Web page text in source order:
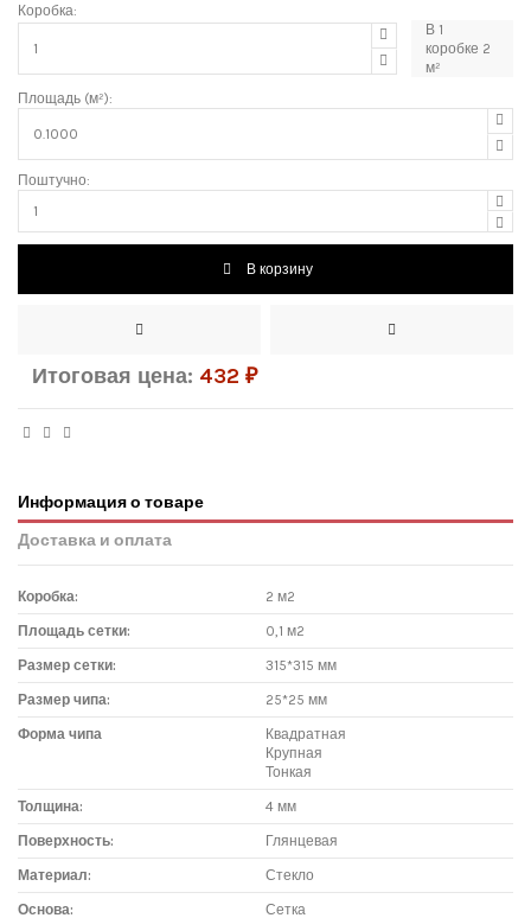
Коробка:
В 1
коробке 2
м²
Площадь (м²):
Поштучно:
В корзину
Итоговая цена: 432 ₽
Информация о товаре
Доставка и оплата
Коробка: 2 м2
Площадь сетки: 0,1 м2
Размер сетки: 315*315 мм
Размер чипа: 25*25 мм
Форма чипа
Квадратная
Крупная
Тонкая
Толщина: 4 мм
Поверхность: Глянцевая
Материал: Стекло
Основа: Сетка